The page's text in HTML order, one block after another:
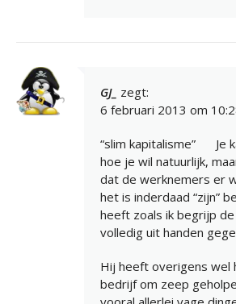
GJ_ zegt:
6 februari 2013 om
“slim kapitalisme”
Je
hoe je wil natuurlijk,
dat de werknemers er
het is inderdaad “zijn”
heeft zoals ik begrijp
volledig uit handen
Hij heeft overigens wel
bedrijf om zeep